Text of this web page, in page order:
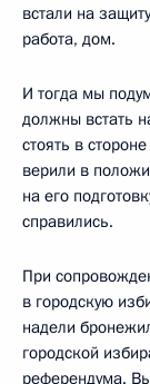
встали на
работа, дом.
И тогда мы
должны встать
стоять в
верили в
на его
справились.
При
в городскую
надели
городской
референдума.